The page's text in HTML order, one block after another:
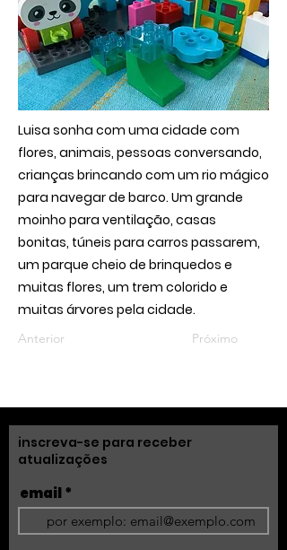
Luisa sonha com uma cidade com
flores, animais, pessoas conversando,
crianças brincando com um rio mágico
para navegar de barco. Um grande
moinho para ventilação, casas
bonitas, túneis para carros passarem,
um parque cheio de brinquedos e
muitas flores, um trem colorido e
muitas árvores pela cidade.
Anterior Próximo
inscreva-se para receber
atualizações
email